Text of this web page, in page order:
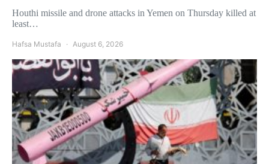
Houthi missile and drone attacks in Yemen on Thursday killed at
least…
Hafsa Mustafa August 6, 2026